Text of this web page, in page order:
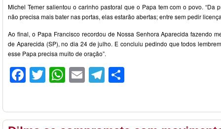
Michel Temer salientou o carinho pastoral que o Papa tem com o povo. “Da
não precisa mais bater nas portas, elas estarão abertas; entre sem pedir
Ao final, o Papa Francisco recordou de Nossa Senhora Aparecida fazendo
de Aparecida (SP), no dia 24 de julho. E concluiu pedindo que todos
esse Papa precisa muito de oração”.
Facebook
Twitter
WhatsApp
EmailTelegram